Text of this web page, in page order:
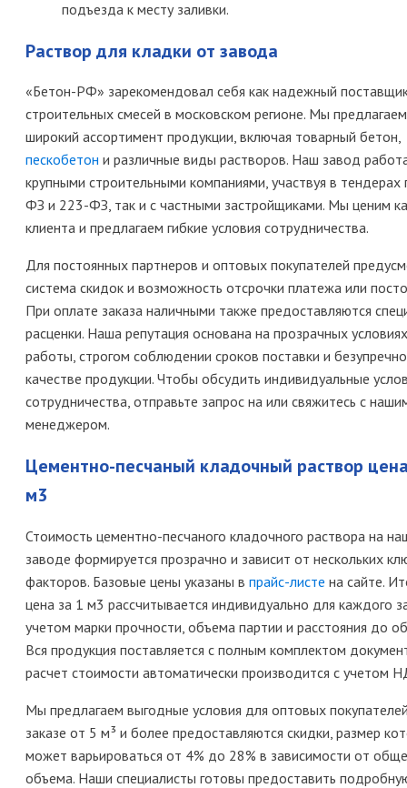
подъезда к месту заливки.
Раствор для кладки от завода
«Бетон-РФ» зарекомендовал себя как надежный
строительных смесей в московском регионе. Мы предлагаем
широкий ассортимент продукции, включая товарный бетон,
пескобетон и различные виды растворов. Наш завод
крупными строительными компаниями, участвуя в
ФЗ и 223-ФЗ, так и с частными застройщиками. Мы ценим
клиента и предлагаем гибкие условия сотрудничества.
Для постоянных партнеров и оптовых покупателей
система скидок и возможность отсрочки платежа или
При оплате заказа наличными также предоставляются
расценки. Наша репутация основана на прозрачных условиях
работы, строгом соблюдении сроков поставки и
качестве продукции. Чтобы обсудить индивидуальные
сотрудничества, отправьте запрос на или свяжитесь с
менеджером.
Цементно-песчаный кладочный раствор
м3
Стоимость цементно-песчаного кладочного раствора на
заводе формируется прозрачно и зависит от нескольких
факторов. Базовые цены указаны в прайс-листе на сайте.
цена за 1 м3 рассчитывается индивидуально для каждого
учетом марки прочности, объема партии и расстояния до
Вся продукция поставляется с полным комплектом
расчет стоимости автоматически производится с учетом
Мы предлагаем выгодные условия для оптовых
заказе от 5 м³ и более предоставляются скидки, размер
может варьироваться от 4% до 28% в зависимости от
объема. Наши специалисты готовы предоставить